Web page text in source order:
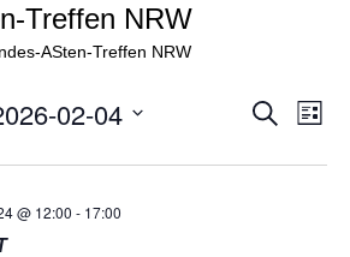
Treffen NRW
ASten-Treffen NRW
und
Suche
Liste
02-04
@ 12:00 - 17:00